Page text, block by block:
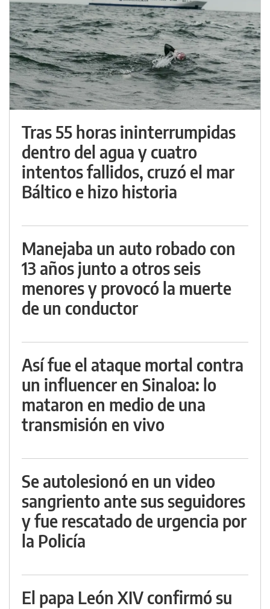
Tras 55 horas ininterrumpidas
dentro del agua y cuatro
intentos fallidos, cruzó el mar
Báltico e hizo historia
Manejaba un auto robado con
13 años junto a otros seis
menores y provocó la muerte
de un conductor
Así fue el ataque mortal contra
un influencer en Sinaloa: lo
mataron en medio de una
transmisión en vivo
Se autolesionó en un video
sangriento ante sus seguidores
y fue rescatado de urgencia por
la Policía
El papa León XIV confirmó su